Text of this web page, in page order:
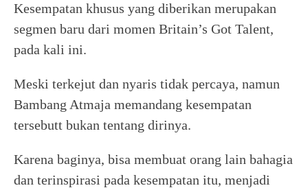
Kesempatan khusus yang diberikan merupakan
segmen baru dari momen Britain’s Got Talent,
pada kali ini.
Meski terkejut dan nyaris tidak percaya, namun
Bambang Atmaja memandang kesempatan
tersebutt bukan tentang dirinya.
Karena baginya, bisa membuat orang lain bahagia
dan terinspirasi pada kesempatan itu, menjadi